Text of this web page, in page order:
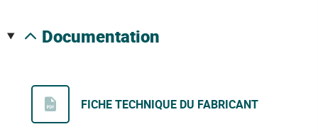
documentation
FICHE TECHNIQUE DU FABRICANT